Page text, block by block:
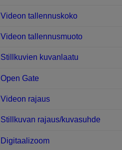
Videon tallennuskoko
Videon tallennusmuoto
Stillkuvien kuvanlaatu
Open Gate
Videon rajaus
Stillkuvan rajaus/kuvasuhde
Digitaalizoom